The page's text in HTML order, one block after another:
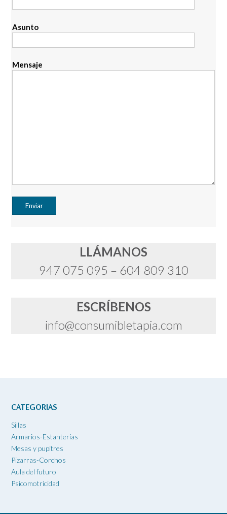
Asunto
Mensaje
LLÁMANOS
947 075 095 – 604 809 310
ESCRÍBENOS
info@consumibletapia.com
CATEGORIAS
Sillas
Armarios-Estanterías
Mesas y pupitres
Pizarras-Corchos
Aula del futuro
Psicomotricidad